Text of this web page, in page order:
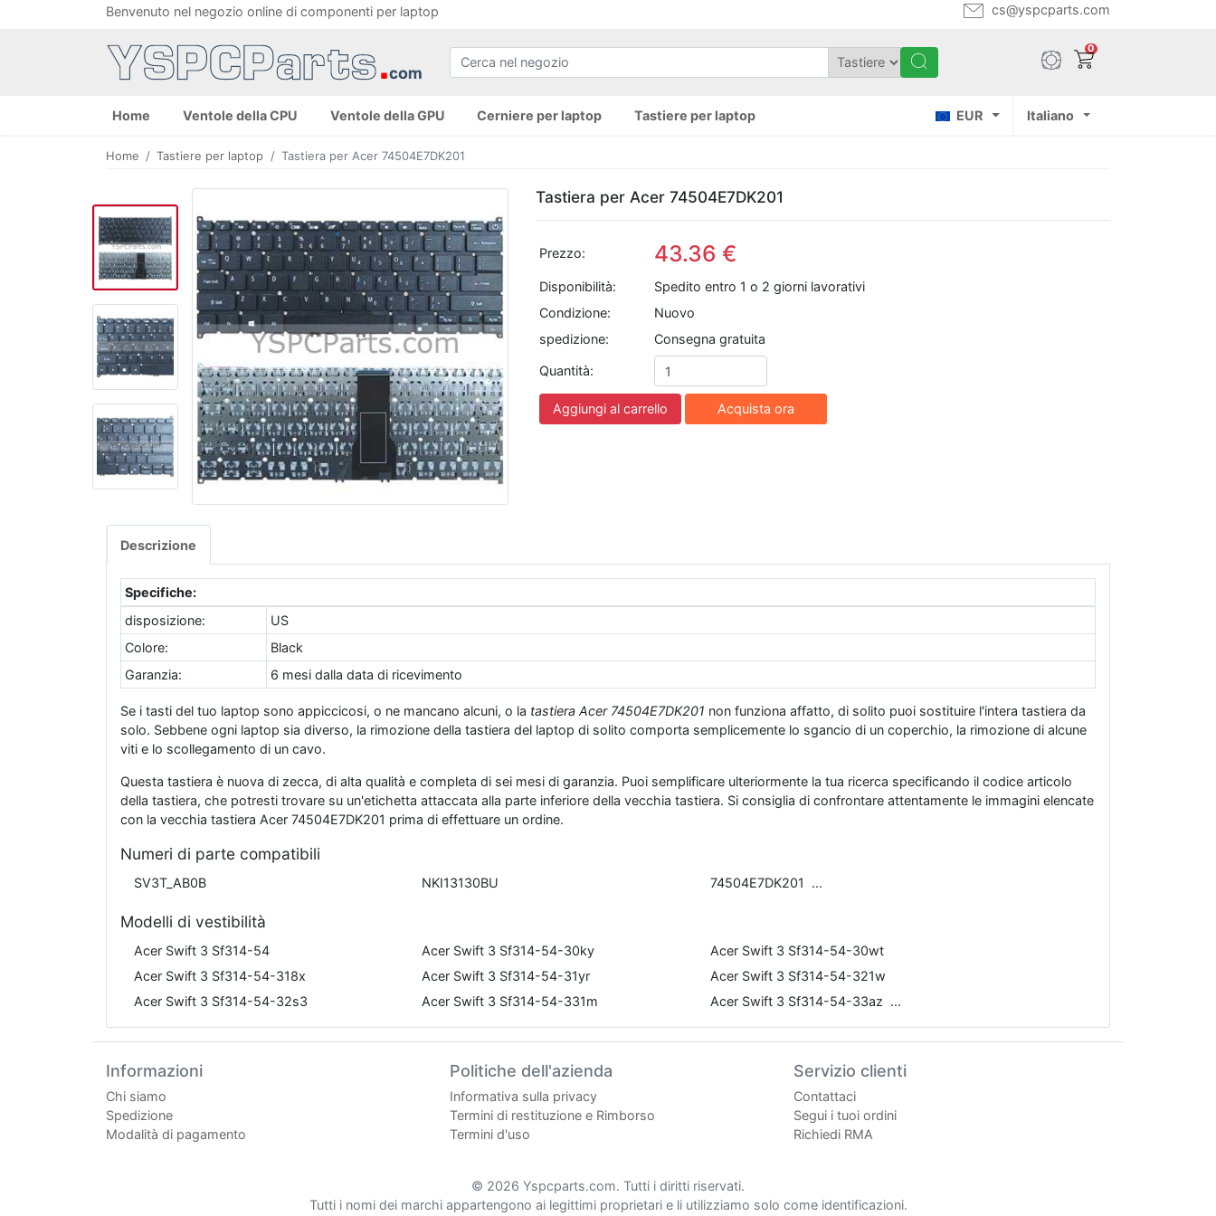
Benvenuto nel negozio online di componenti per laptop cs@yspcparts.com
0
Home Ventole della CPU Ventole della GPU Cerniere per laptop Tastiere per laptop EUR Italiano
Home Tastiere per laptop Tastiera per Acer 74504E7DK201
Tastiera per Acer 74504E7DK201
Prezzo: 43.36 €
Disponibilità:
Spedito entro 1 o 2 giorni lavorativi
Condizione:
Nuovo
spedizione:
Consegna gratuita
Quantità:
Aggiungi al carrello Acquista ora
Descrizione
Specifiche:
disposizione:
US
Colore:
Black
Garanzia:
6 mesi dalla data di ricevimento
Se i tasti del tuo laptop sono appiccicosi, o ne mancano alcuni, o la tastiera Acer 74504E7DK201 non funziona affatto, di solito puoi sostituire l'intera tastiera da
solo. Sebbene ogni laptop sia diverso, la rimozione della tastiera del laptop di solito comporta semplicemente lo sgancio di un coperchio, la rimozione di alcune
viti e lo scollegamento di un cavo.
Questa tastiera è nuova di zecca, di alta qualità e completa di sei mesi di garanzia. Puoi semplificare ulteriormente la tua ricerca specificando il codice articolo
della tastiera, che potresti trovare su un'etichetta attaccata alla parte inferiore della vecchia tastiera. Si consiglia di confrontare attentamente le immagini elencate
con la vecchia tastiera Acer 74504E7DK201 prima di effettuare un ordine.
Numeri di parte compatibili
SV3T_AB0B NKI13130BU 74504E7DK201
Modelli di vestibilità
Acer Swift 3 Sf314-54 Acer Swift 3 Sf314-54-30ky
Acer Swift 3 Sf314-54-30wt
Acer Swift 3 Sf314-54-318x
Acer Swift 3 Sf314-54-31yr
Acer Swift 3 Sf314-54-321w
Acer Swift 3 Sf314-54-32s3
Acer Swift 3 Sf314-54-331m Acer Swift 3 Sf314-54-33az
Informazioni
Chi siamo
Spedizione
Modalità di pagamento
Politiche dell'azienda
Informativa sulla privacy
Termini di restituzione e Rimborso
Termini d'uso
Servizio clienti
Contattaci
Segui i tuoi ordini
Richiedi RMA
© 2026 Yspcparts.com. Tutti i diritti riservati.
Tutti i nomi dei marchi appartengono ai legittimi proprietari e li utilizziamo solo come identificazioni.